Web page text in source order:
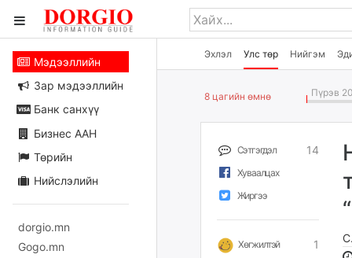
Эхлэл Улс төр Нийгэм
Мэдээллийн
Зар мэдээллийн
Банк санхүү
Бизнес ААН
Төрийн
Нийслэлийн
dorgio.mn
Gogo.mn
8 цагийн өмнө Пүрэв
Сэтгэгдэл 14
Хуваалцах
Жиргээ
Хөгжилтэй 1